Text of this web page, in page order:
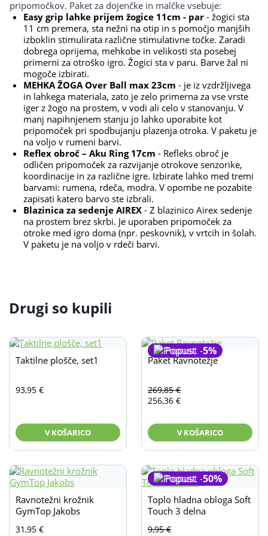
pripomočkov. Paket za dojenčke in malčke vsebuje:
Easy grip lahke prijem žogice 11cm - par- žogici sta
11 cm premera, sta nežni na otip in s pomočjo manjših
izboklin stimulirata različne stimulativne točke. Zaradi
dobrega oprijema, mehkobe in velikosti sta posebej
primerni za otroško igro. Žogici sta v paru. Barve žal ni
mogoče izbirati.
MEHKA ŽOGA Over Ball max 23cm - je iz vzdržljivega
in lahkega materiala, zato je zelo primerna za vse vrste
iger z žogo na prostem, v vodi ali celo v stanovanju. V
manj napihnjenem stanju jo lahko uporabite kot
pripomoček pri spodbujanju plazenja otroka. V paketu je
na voljo v rumeni barvi.
Reflex obroč – Aku Ring 17cm - Refleks obroč je
odličen pripomoček za razvijanje otrokove senzorike,
koordinacije in za različne igre. Izbirate lahko med tremi
barvami: rumena, rdeča, modra. V opombe ne pozabite
zapisati katero barvo ste izbrali.
Blazinica za sedenje AIREX- Z blazinico Airex sedenje
na prostem brez skrbi. Je uporaben pripomoček za
otroke med igro doma (npr. peskovnik), v vrtcih in šolah.
V paketu je na voljo v rdeči barvi.
Drugi so kupili
Taktilne plošče, set1
93,95 €
V KOŠARICO
Paket Ravnotežje
269,85€
Izvirna
cena
je
bila:
269,85 €.
256,36 €
Trenutna
cena
je:
256,36 €.
V KOŠARICO
Popust -5%
Ravnotežni krožnik
GymTop Jakobs
31,95 €
Toplo hladna obloga Soft
Touch 3 delna
9,95€
Popust -50%